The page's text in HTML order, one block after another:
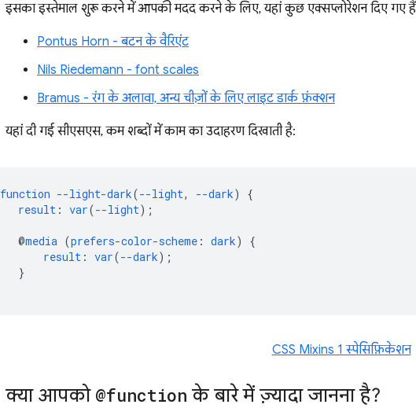
इसका इस्तेमाल शुरू करने में आपकी मदद करने के लिए, यहां कुछ एक्सप्लोरेशन दिए गए
Pontus Horn - बटन के वैरिएंट
Nils Riedemann - font scales
Bramus - रंग के अलावा, अन्य चीज़ों के लिए लाइट डार्क फ़ंक्शन
यहां दी गई सीएसएस, कम शब्दों में काम का उदाहरण दिखाती है:
function --light-dark(--light, --dark)
{
result : var(--light);
@media (prefers-color-scheme : dark)
{
result : var(--dark);
}
CSS Mixins 1 स्पेसिफ़िकेशन
क्या आपको @function के बारे में ज़्यादा जानना है?